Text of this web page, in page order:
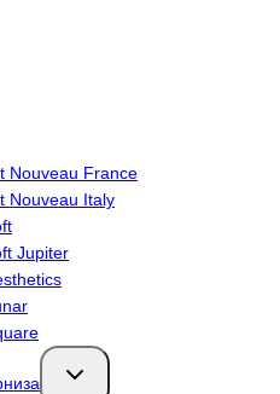
Nouveau France
Nouveau Italy
Jupiter
Переключить
дочернее